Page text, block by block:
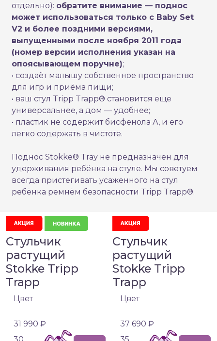
отдельно): обратите внимание — поднос
может использоваться только с Baby Set
V2 и более поздними версиями,
выпущенными после ноября 2011 года
(номер версии исполнения указан на
опоясывающем поручне);
• создаёт малышу собственное пространство
для игр и приёма пищи;
• ваш стул Tripp Trapp® становится еще
универсальнее, а дом — удобнее;
• пластик не содержит бисфенола А, и его
легко содержать в чистоте.
Поднос Stokke® Tray не предназначен для
удерживания ребёнка на стуле. Мы советуем
всегда пристегивать усаженного на стул
ребёнка ремнём безопасности Tripp Trapp®.
Стульчик
растущий
Stokke Tripp
Trapp
Цвет
31 990 ₽
Стульчик
растущий
Stokke Tripp
Trapp
Цвет
37 690 ₽